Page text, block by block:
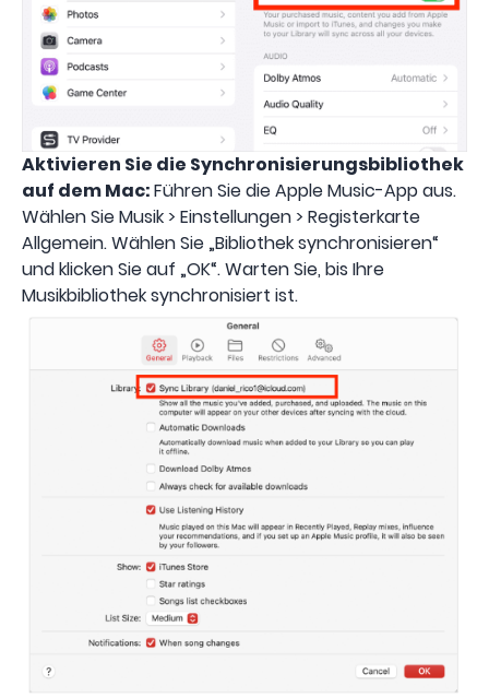
Aktivieren Sie die Synchronisierungsbibliothek
auf dem Mac:Führen Sie die Apple Music-App aus.
Wählen Sie Musik > Einstellungen > Registerkarte
Allgemein. Wählen Sie „Bibliothek synchronisieren“
und klicken Sie auf „OK“. Warten Sie, bis Ihre
Musikbibliothek synchronisiert ist.